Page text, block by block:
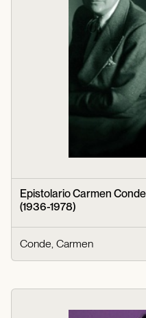
Epistolario Carmen
(1936-1978)
Conde, Carmen